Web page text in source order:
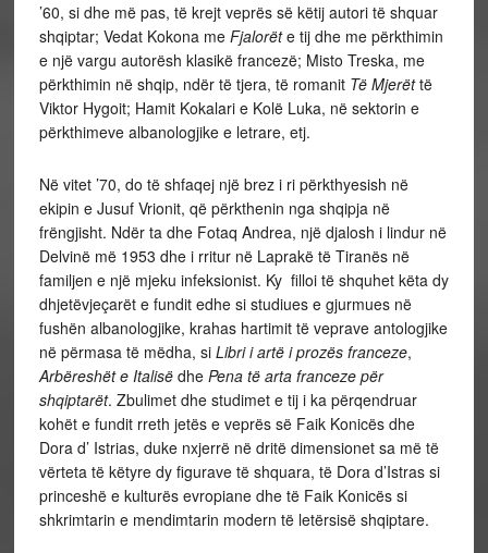
’60, si dhe më pas, të krejt veprës së këtij autori të shquar
shqiptar; Vedat Kokona me Fjalorëte tij dhe me përkthimin
e një vargu autorësh klasikë francezë; Misto Treska, me
përkthimin në shqip, ndër të tjera, të romanit Të Mjerëttë
Viktor Hygoit; Hamit Kokalari e Kolë Luka, në sektorin e
përkthimeve albanologjike e letrare, etj.
Në vitet ’70, do të shfaqej një brez i ri përkthyesish në
ekipin e Jusuf Vrionit, që përkthenin nga shqipja në
frëngjisht. Ndër ta dhe Fotaq Andrea, një djalosh i lindur në
Delvinë më 1953 dhe i rritur në Laprakë të Tiranës në
familjen e një mjeku infeksionist. Ky filloi të shquhet këta dy
dhjetëvjeçarët e fundit edhe si studiues e gjurmues në
fushën albanologjike, krahas hartimit të veprave antologjike
në përmasa të mëdha, si Libri i artë i prozës franceze,
Arbëreshët e Italisë dhePena të arta franceze për
shqiptarët. Zbulimet dhe studimet e tij i ka përqendruar
kohët e fundit rreth jetës e veprës së Faik Konicës dhe
Dora d’ Istrias, duke nxjerrë në dritë dimensionet sa më të
vërteta të këtyre dy figurave të shquara, të Dora d’Istras si
princeshë e kulturës evropiane dhe të Faik Konicës si
shkrimtarin e mendimtarin modern të letërsisë shqiptare.